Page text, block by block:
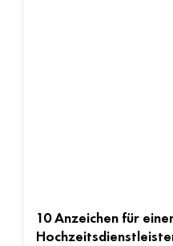
10 Anzeichen für